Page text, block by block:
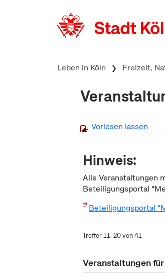
Leben in Köln Freizeit,
Vorlesen lassen
Hinweis:
Alle Veranstaltungen
Beteiligungsportal
Beteiligungsportal
Treffer 11–20 von 41
Veranstaltungen